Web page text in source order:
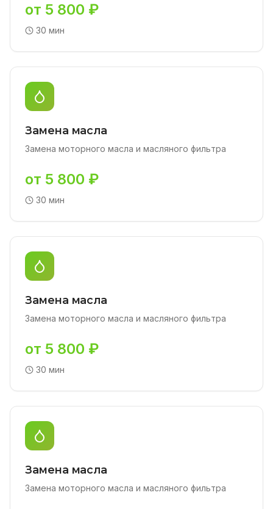
от 5 800 ₽
30 мин
Замена масла
Замена моторного масла и масляного фильтра
от 5 800 ₽
30 мин
Замена масла
Замена моторного масла и масляного фильтра
от 5 800 ₽
30 мин
Замена масла
Замена моторного масла и масляного фильтра